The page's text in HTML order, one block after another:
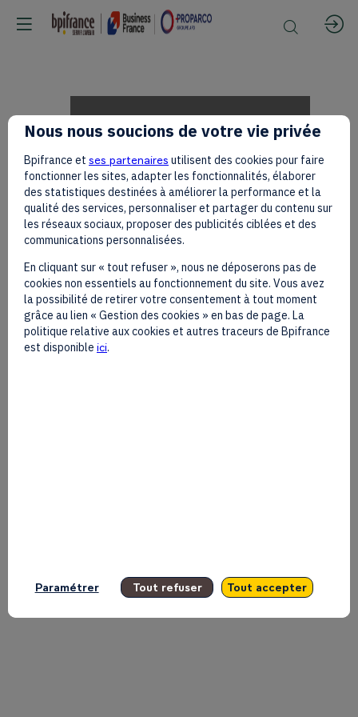
Kim
YOUNES,
Elisabeth
MORENO
sur
le
Nous nous soucions de votre vie privée
Bpifrance et ses partenaires utilisent des cookies pour faire
fonctionner les sites, adapter les fonctionnalités, élaborer
des statistiques destinées à améliorer la performance et la
qualité des services, personnaliser et partager du contenu sur
les réseaux sociaux, proposer des publicités ciblées et des
communications personnalisées.
En cliquant sur « tout refuser », nous ne déposerons pas de
cookies non essentiels au fonctionnement du site. Vous avez
la possibilité de retirer votre consentement à tout moment
grâce au lien « Gestion des cookies » en bas de page. La
politique relative aux cookies et autres traceurs de Bpifrance
est disponible ici.
Paramétrer Tout refuser Tout accepter